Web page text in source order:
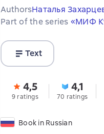
AuthorsНаталья
Part of the series «МИФ
Text
4,5
9 ratings
4,1
70 ratings
Book in Russian